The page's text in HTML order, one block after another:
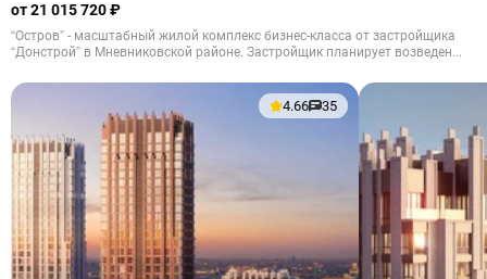
от 21 015 720 ₽
“Остров” - масштабный жилой комплекс бизнес-класса от застройщика
“Донстрой” в Мневниковской районе. Застройщик планирует возведен...
4.66 35